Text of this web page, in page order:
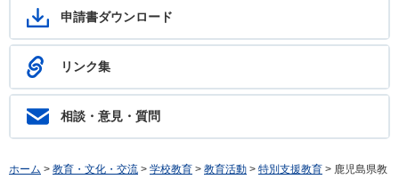
申請書ダウンロード
リンク集
相談・意見・質問
ホーム > 教育・文化・交流 > 学校教育 > 教育活動 > 特別支援教育 > 鹿児島県教